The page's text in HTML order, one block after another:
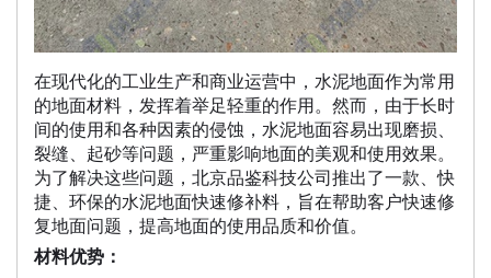
在现代化的工业生产和商业运营中，水泥地面作为常用
的地面材料，发挥着举足轻重的作用。然而，由于长时
间的使用和各种因素的侵蚀，水泥地面容易出现磨损、
裂缝、起砂等问题，严重影响地面的美观和使用效果。
为了解决这些问题，北京品鉴科技公司推出了一款 、快
捷、环保的水泥地面快速修补料，旨在帮助客户快速修
复地面问题，提高地面的使用品质和价值。
材料优势：